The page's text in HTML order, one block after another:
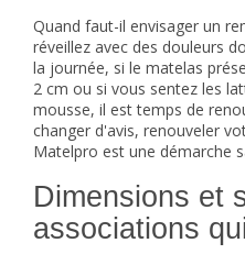
Quand faut-il envisager un
réveillez avec des douleurs
la journée, si le matelas
2 cm ou si vous sentez les
mousse, il est temps de
changer d'avis, renouveler
Matelpro est une démarche
Dimensions et
associations